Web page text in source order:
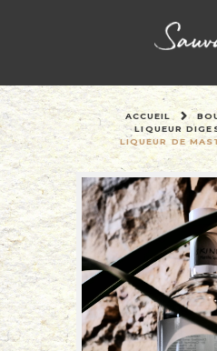
ACCUEIL
LIQUEUR
LIQUEUR DE